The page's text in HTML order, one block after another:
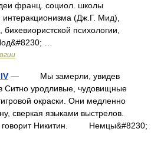
франц. социол. школы
(Дж.Г. Мид),
психологии,
…
— Мы замерли, увидев
Ситно уродливые, чудовищные
окраски. Они медленно
сверкая языками выстрелов.
говорит Никитин. Немцы&#8230;